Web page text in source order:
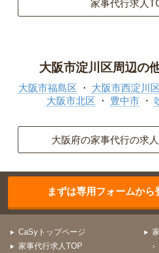
家事代行求人
大阪市淀川区周辺の
大阪市福島区 大阪市西淀川区
大阪市北区
豊中市
大阪府の家事代行の求
まずは専用フォームから
CaSyトップページ
家事代行求人TOP